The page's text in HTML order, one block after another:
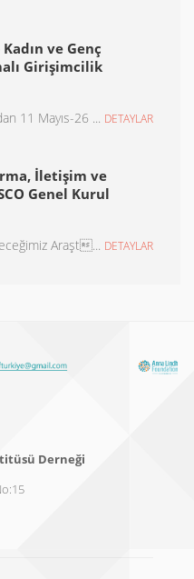
ve Genç
Girişimcilik
11 Mayıs-26 ... DETAYLAR
İletişim ve
Genel Kurul
Araşt... DETAYLAR
Derneği